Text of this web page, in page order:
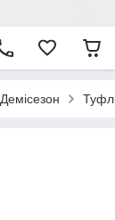
Демісезон